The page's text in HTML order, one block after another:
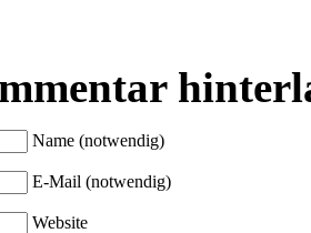
Name (notwendig)
E-Mail (notwendig)
Website